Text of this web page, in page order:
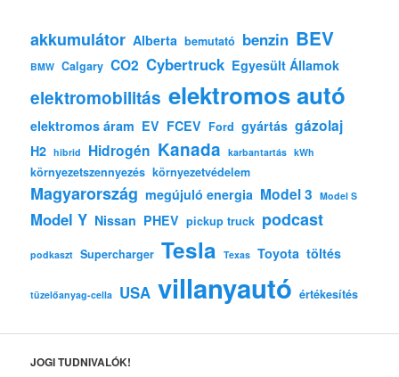
akkumulátor Alberta bemutató benzin BEV
BMW Calgary CO2 Cybertruck Egyesült Államok
elektromobilitás elektromos autó
elektromos áram EV FCEV Ford gyártás gázolaj
H2 hibrid Hidrogén Kanada karbantartás kWh
környezetszennyezés környezetvédelem
Magyarország megújuló energia Model 3 Model S
Model Y Nissan PHEV pickup truck podcast
podkaszt Supercharger Tesla Texas Toyota töltés
tüzelőanyag-cella USA villanyautó értékesítés
JOGI TUDNIVALÓK!